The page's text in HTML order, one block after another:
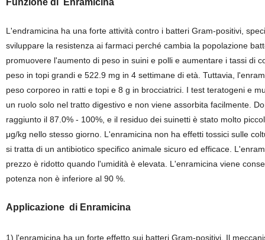
Funzione di Enramicina
L'endramicina ha una forte attività contro i batteri Gram-positivi,
sviluppare la resistenza ai farmaci perché cambia la popolazione
promuovere l'aumento di peso in suini e polli e aumentare i tassi di
peso in topi grandi e 522.9 mg in 4 settimane di età. Tuttavia,
peso corporeo in ratti e topi e 8 g in brocciatrici. I test teratogeni e
un ruolo solo nel tratto digestivo e non viene assorbita facilmente.
raggiunto il 87.0% - 100%, e il residuo dei suinetti è stato molto
μg/kg nello stesso giorno. L'enramicina non ha effetti tossici sulle
si tratta di un antibiotico specifico animale sicuro ed efficace.
prezzo è ridotto quando l'umidità è elevata. L'enramicina viene
potenza non è inferiore al 90 %.
Applicazione di Enramicina
1) l'enramicina ha un forte effetto sui batteri Gram-positivi. Il